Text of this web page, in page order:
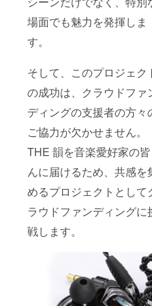
場面でも魅力を発揮しま
す。
そして、このプロジェク
の成功は、クラウドファ
ディングの支援者の方々
ご協力が欠かせません。
THE 韻を音楽愛好家の皆
んに届けるため、共感を
めるプロジェクトとして
ラウドファンディングに
戦します。